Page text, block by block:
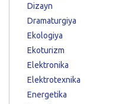
Dizayn
Dramaturgiya
Ekologiya
Ekoturizm
Elektronika
Elektrotexnika
Energetika